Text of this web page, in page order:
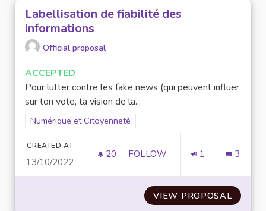
Labellisation de fiabilité des
informations
Official proposal
ACCEPTED
Pour lutter contre les fake news (qui peuvent influer
sur ton vote, ta vision de la...
Filter results for scope: Numérique et Citoyenneté
Numérique et Citoyenneté
CREATED AT
13/10/2022
20 20 FOLLOWERS
FOLLOW 1 3
VIEW PROPOSAL